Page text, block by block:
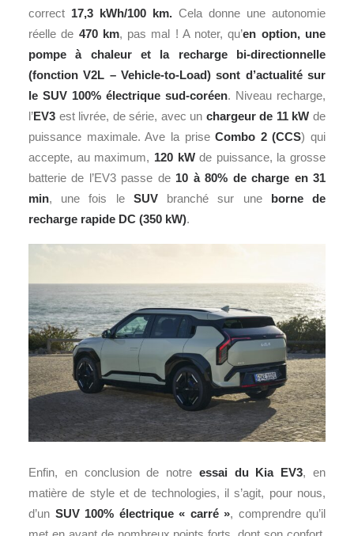
correct 17,3 kWh/100 km. Cela donne une autonomie
réelle de 470 km, pas mal ! A noter, qu’en option, une
pompe à chaleur et la recharge bi-directionnelle
(fonction V2L – Vehicle-to-Load) sont d’actualité sur
le SUV 100% électrique sud-coréen. Niveau recharge,
l’EV3 est livrée, de série, avec un chargeur de 11 kW de
puissance maximale. Ave la priseCombo 2 (CCS) qui
accepte, au maximum, 120 kWde puissance, la grosse
batterie de l’EV3 passe de 10 à 80% de charge en 31
min, une fois le SUVbranché sur une borne de
recharge rapide DC (350 kW).
Enfin, en conclusion de notre essai du Kia EV3, en
matière de style et de technologies, il s’agit, pour nous,
d’un SUV 100% électrique « carré », comprendre qu’il